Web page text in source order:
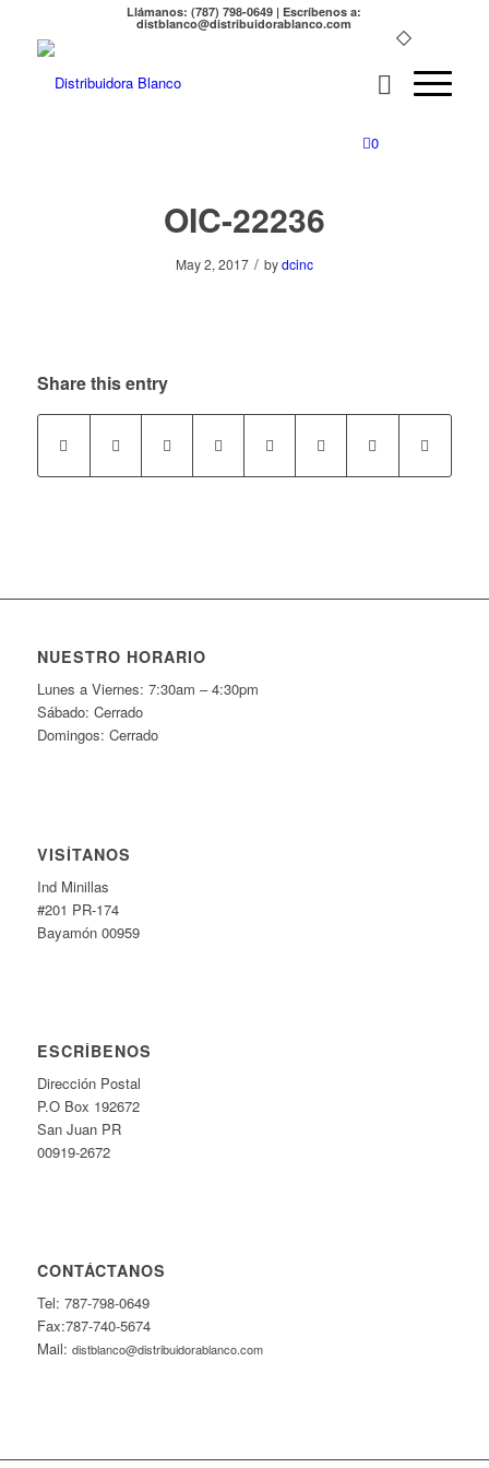
Llámanos: (787) 798-0649 | Escríbenos a:
distblanco@distribuidorablanco.com
0
OIC-22236
May 2, 2017 / bydcinc
Share this entry
NUESTRO HORARIO
Lunes a Viernes: 7:30am – 4:30pm
Sábado: Cerrado
Domingos: Cerrado
VISÍTANOS
Ind Minillas
#201 PR-174
Bayamón 00959
ESCRÍBENOS
Dirección Postal
P.O Box 192672
San Juan PR
00919-2672
CONTÁCTANOS
Tel: 787-798-0649
Fax:787-740-5674
Mail: distblanco@distribuidorablanco.com